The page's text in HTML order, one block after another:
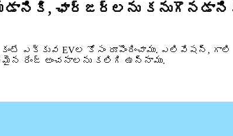
ఛార్జర్‌లను
ఎక్కువ EVల కోసం రూపొందించాము.
రేంజ్ అంచనాలను కలిగి ఉన్నాము.